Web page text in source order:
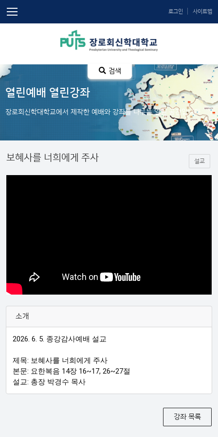
로그인 사이트맵
검색
열린예배 열린강좌
장로회신학대학교에서 제작한 예배와 강좌를 나누는 열린 공간입니다.
보혜사를 너희에게 주사 설교
소개
2026. 6. 5. 종강감사예배 설교
제목: 보혜사를 너희에게 주사
본문: 요한복음 14장 16~17, 26~27절
설교: 총장 박경수 목사
강좌 목록